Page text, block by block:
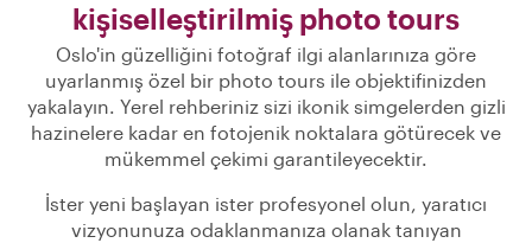
kişiselleştirilmiş photo tours
Oslo'in güzelliğini fotoğraf ilgi alanlarınıza göre
uyarlanmış özel bir photo tours ile objektifinizden
yakalayın. Yerel rehberiniz sizi ikonik simgelerden gizli
hazinelere kadar en fotojenik noktalara götürecek ve
mükemmel çekimi garantileyecektir.
İster yeni başlayan ister profesyonel olun, yaratıcı
vizyonunuza odaklanmanıza olanak tanıyan